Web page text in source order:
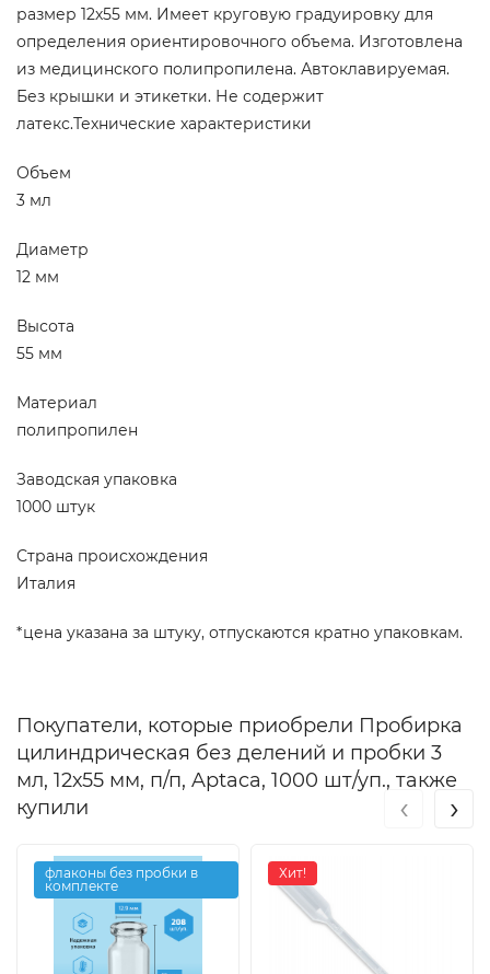
размер 12х55 мм. Имеет круговую градуировку для
определения ориентировочного объема. Изготовлена
из медицинского полипропилена. Автоклавируемая.
Без крышки и этикетки. Не содержит
латекс.Технические характеристики
Объем
3 мл
Диаметр
12 мм
Высота
55 мм
Материал
полипропилен
Заводская упаковка
1000 штук
Страна происхождения
Италия
*цена указана за штуку, отпускаются кратно упаковкам.
Покупатели, которые приобрели Пробирка
цилиндрическая без делений и пробки 3
мл, 12х55 мм, п/п, Aptaca, 1000 шт/уп., также
купили
флаконы без пробки в
комплекте
Хит!
‹ ›